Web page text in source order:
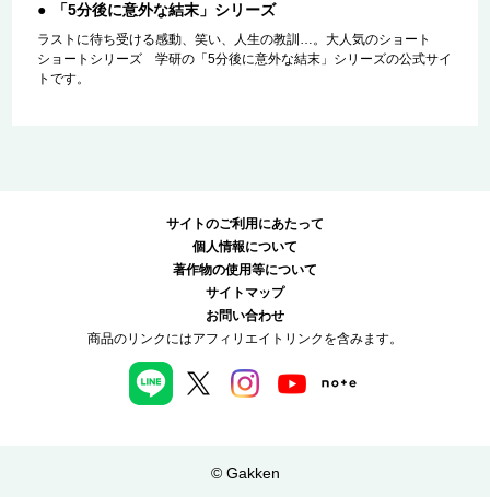
「5分後に意外な結末」シリーズ
ラストに待ち受ける感動、笑い、人生の教訓…。大人気のショート
ショートシリーズ 学研の「5分後に意外な結末」シリーズの公式サイ
トです。
サイトのご利用にあたって
個人情報について
著作物の使用等について
サイトマップ
お問い合わせ
商品のリンクにはアフィリエイトリンクを含みます。
© Gakken